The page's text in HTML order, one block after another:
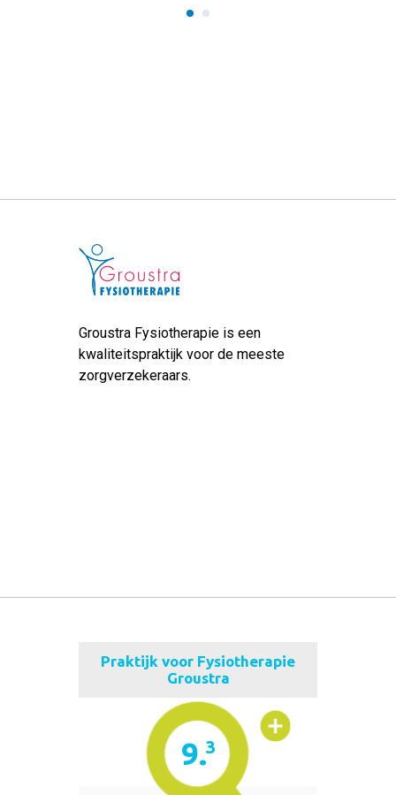
Groustra Fysiotherapie is een
kwaliteitspraktijk voor de meeste
zorgverzekeraars.